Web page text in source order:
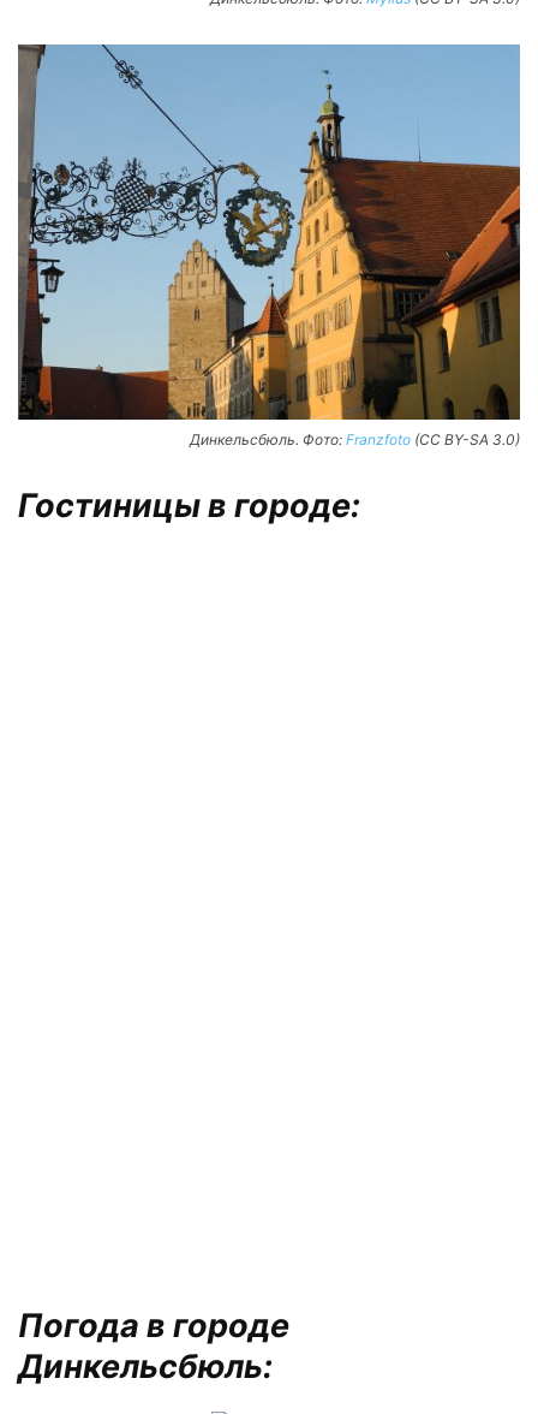
Динкельсбюль. Фото: Franzfoto (CC BY-SA 3.0)
Гостиницы в городе:
Погода в городе
Динкельсбюль: